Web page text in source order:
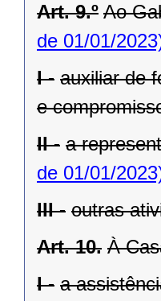
Art. 9.º Ao
de 01/01/
I - auxiliar de
e
II - a
de 01/01/
III - outras
Art. 10. À
I - a